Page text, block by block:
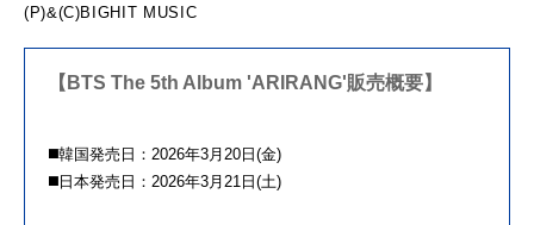
(P)&(C)BIGHIT MUSIC
【BTS The 5th Album 'ARIRANG'販売概要】
◼️韓国発売日：2026年3月20日(金)
◼️日本発売日：2026年3月21日(土)